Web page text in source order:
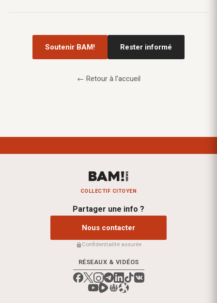
Soutenir BAM! Rester informé
← Retour à l'accueil
COLLECTIF CITOYEN
Partager une info ?
Nous contacter
Confidentialité assurée
RÉSEAUX & VIDÉOS